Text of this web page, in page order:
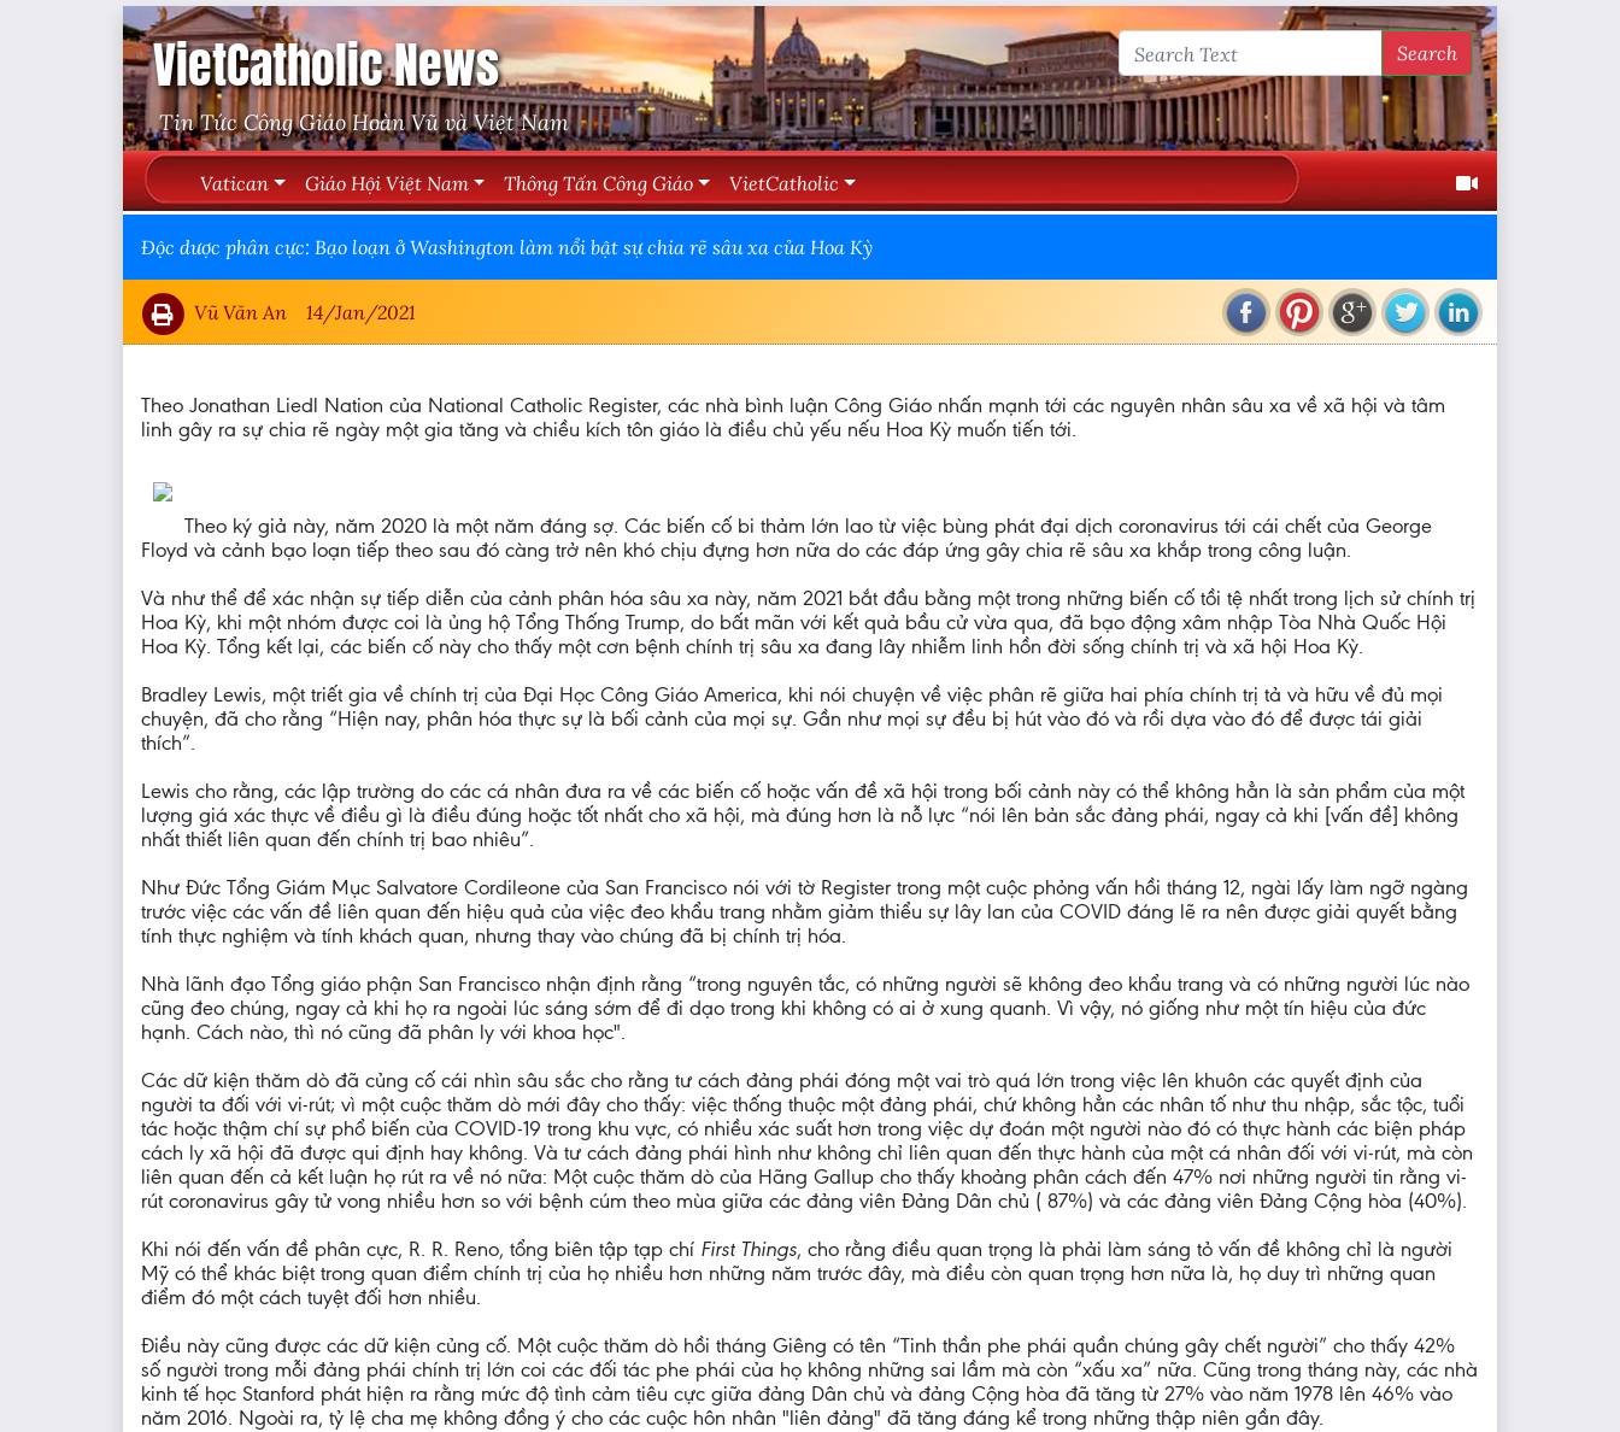
VietCatholic News
Tin Tức Công Giáo Hoàn Vũ và Việt Nam
Search
Vatican Giáo Hội Việt Nam Thông Tấn Công Giáo VietCatholic
Độc dược phân cực: Bạo loạn ở Washington làm nổi bật sự chia rẽ sâu xa của Hoa Kỳ
Vũ Văn An 14/Jan/2021
Theo Jonathan Liedl Nation của National Catholic Register, các nhà bình luận Công Giáo nhấn mạnh tới các nguyên nhân sâu xa về xã hội và tâm
linh gây ra sự chia rẽ ngày một gia tăng và chiều kích tôn giáo là điều chủ yếu nếu Hoa Kỳ muốn tiến tới.
Theo ký giả này, năm 2020 là một năm đáng sợ. Các biến cố bi thảm lớn lao từ việc bùng phát đại dịch coronavirus tới cái chết của George
Floyd và cảnh bạo loạn tiếp theo sau đó càng trở nên khó chịu đựng hơn nữa do các đáp ứng gây chia rẽ sâu xa khắp trong công luận.
Và như thể để xác nhận sự tiếp diễn của cảnh phân hóa sâu xa này, năm 2021 bắt đầu bằng một trong những biến cố tồi tệ nhất trong lịch sử chính trị
Hoa Kỳ, khi một nhóm được coi là ủng hộ Tổng Thống Trump, do bất mãn với kết quả bầu cử vừa qua, đã bạo động xâm nhập Tòa Nhà Quốc Hội
Hoa Kỳ. Tổng kết lại, các biến cố này cho thấy một cơn bệnh chính trị sâu xa đang lây nhiễm linh hồn đời sống chính trị và xã hội Hoa Kỳ.
Bradley Lewis, một triết gia về chính trị của Đại Học Công Giáo America, khi nói chuyện về việc phân rẽ giữa hai phía chính trị tả và hữu về đủ mọi
chuyện, đã cho rằng “Hiện nay, phân hóa thực sự là bối cảnh của mọi sự. Gần như mọi sự đều bị hút vào đó và rồi dựa vào đó để được tái giải
thích”.
Lewis cho rằng, các lập trường do các cá nhân đưa ra về các biến cố hoặc vấn đề xã hội trong bối cảnh này có thể không hẳn là sản phẩm của một
lượng giá xác thực về điều gì là điều đúng hoặc tốt nhất cho xã hội, mà đúng hơn là nỗ lực “nói lên bản sắc đảng phái, ngay cả khi [vấn đề] không
nhất thiết liên quan đến chính trị bao nhiêu”.
Như Đức Tổng Giám Mục Salvatore Cordileone của San Francisco nói với tờ Register trong một cuộc phỏng vấn hồi tháng 12, ngài lấy làm ngỡ ngàng
trước việc các vấn đề liên quan đến hiệu quả của việc đeo khẩu trang nhằm giảm thiểu sự lây lan của COVID đáng lẽ ra nên được giải quyết bằng
tính thực nghiệm và tính khách quan, nhưng thay vào chúng đã bị chính trị hóa.
Nhà lãnh đạo Tổng giáo phận San Francisco nhận định rằng “trong nguyên tắc, có những người sẽ không đeo khẩu trang và có những người lúc nào
cũng đeo chúng, ngay cả khi họ ra ngoài lúc sáng sớm để đi dạo trong khi không có ai ở xung quanh. Vì vậy, nó giống như một tín hiệu của đức
hạnh. Cách nào, thì nó cũng đã phân ly với khoa học".
Các dữ kiện thăm dò đã củng cố cái nhìn sâu sắc cho rằng tư cách đảng phái đóng một vai trò quá lớn trong việc lên khuôn các quyết định của
người ta đối với vi-rút; vì một cuộc thăm dò mới đây cho thấy: việc thống thuộc một đảng phái, chứ không hẳn các nhân tố như thu nhập, sắc tộc, tuổi
tác hoặc thậm chí sự phổ biến của COVID-19 trong khu vực, có nhiều xác suất hơn trong việc dự đoán một người nào đó có thực hành các biện pháp
cách ly xã hội đã được qui định hay không. Và tư cách đảng phái hình như không chỉ liên quan đến thực hành của một cá nhân đối với vi-rút, mà còn
liên quan đến cả kết luận họ rút ra về nó nữa: Một cuộc thăm dò của Hãng Gallup cho thấy khoảng phân cách đến 47% nơi những người tin rằng vi-
rút coronavirus gây tử vong nhiều hơn so với bệnh cúm theo mùa giữa các đảng viên Đảng Dân chủ ( 87%) và các đảng viên Đảng Cộng hòa (40%).
Khi nói đến vấn đề phân cực, R. R. Reno, tổng biên tập tạp chí First Things, cho rằng điều quan trọng là phải làm sáng tỏ vấn đề không chỉ là người
Mỹ có thể khác biệt trong quan điểm chính trị của họ nhiều hơn những năm trước đây, mà điều còn quan trọng hơn nữa là, họ duy trì những quan
điểm đó một cách tuyệt đối hơn nhiều.
Điều này cũng được các dữ kiện củng cố. Một cuộc thăm dò hồi tháng Giêng có tên “Tinh thần phe phái quần chúng gây chết người” cho thấy 42%
số người trong mỗi đảng phái chính trị lớn coi các đối tác phe phái của họ không những sai lầm mà còn “xấu xa” nữa. Cũng trong tháng này, các nhà
kinh tế học Stanford phát hiện ra rằng mức độ tình cảm tiêu cực giữa đảng Dân chủ và đảng Cộng hòa đã tăng từ 27% vào năm 1978 lên 46% vào
năm 2016. Ngoài ra, tỷ lệ cha mẹ không đồng ý cho các cuộc hôn nhân "liên đảng" đã tăng đáng kể trong những thập niên gần đây.